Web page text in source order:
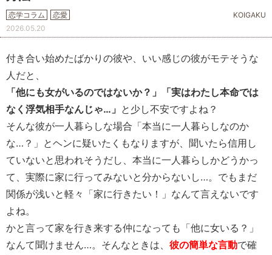
恋学コラム 恋愛
KOIGAKU
2026.05.20
付き合い始めたばかりの彼や、いい感じの彼がモテそうな
人だと、
「他にも女がいるのではないか？」「実はわたし本命では
なく浮気相手なんじゃ…」 と少し不安ですよね？
そんな彼が一人暮らしな場合「本当に一人暮らしなのか
な…？」とヘンに疑いたくもなりますが、聞いたら信用し
ていないと思われそうだし、本当に一人暮らしかどうかっ
て、実際に家に行ってみないと分からないし…。でもまだ
関係が浅いと軽々「家に行きたい！」なんて言えないです
よね。
かと言って家を行き来する仲になっても「他に女いる？」
なんて聞けません…。そんなときは、 彼の簡単な言動で確